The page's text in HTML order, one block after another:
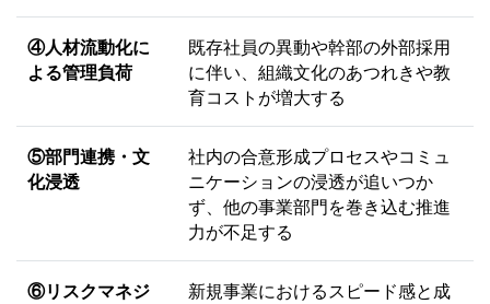
④人材流動化に
よる管理負荷
既存社員の異動や幹部の外部採用
に伴い、組織文化のあつれきや教
育コストが増大する
⑤部門連携・文
化浸透
社内の合意形成プロセスやコミュ
ニケーションの浸透が追いつか
ず、他の事業部門を巻き込む推進
力が不足する
⑥リスクマネジ
新規事業におけるスピード感と成